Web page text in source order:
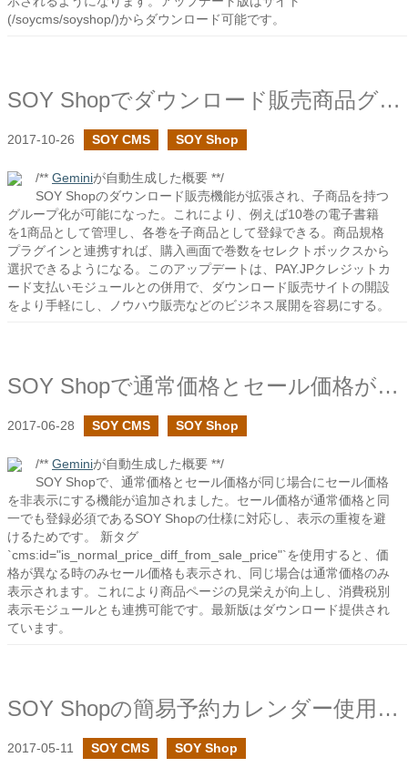
(/soycms/soyshop/)からダウンロード可能です。
SOY Shopでダウンロード販売商品グループを追加しました
2017-10-26 SOY CMS SOY Shop
/** Geminiが自動生成した概要 **/
SOY Shopのダウンロード販売機能が拡張され、子商品を持つ
グループ化が可能になった。これにより、例えば10巻の電子書籍
を1商品として管理し、各巻を子商品として登録できる。商品規格
プラグインと連携すれば、購入画面で巻数をセレクトボックスから
選択できるようになる。このアップデートは、PAY.JPクレジットカ
ード支払いモジュールとの併用で、ダウンロード販売サイトの開設
をより手軽にし、ノウハウ販売などのビジネス展開を容易にする。
SOY Shopで通常価格とセール価格が異なる時のみセール価格を表示したい
2017-06-28 SOY CMS SOY Shop
/** Geminiが自動生成した概要 **/
SOY Shopで、通常価格とセール価格が同じ場合にセール価格
を非表示にする機能が追加されました。セール価格が通常価格と同
一でも登録必須であるSOY Shopの仕様に対応し、表示の重複を避
けるためです。 新タグ
`cms:id="is_normal_price_diff_from_sale_price"`を使用すると、価
格が異なる時のみセール価格も表示され、同じ場合は通常価格のみ
表示されます。これにより商品ページの見栄えが向上し、消費税別
表示モジュールとも連携可能です。最新版はダウンロード提供され
ています。
SOY Shopの簡易予約カレンダー使用時のメール文面の変更について
2017-05-11 SOY CMS SOY Shop